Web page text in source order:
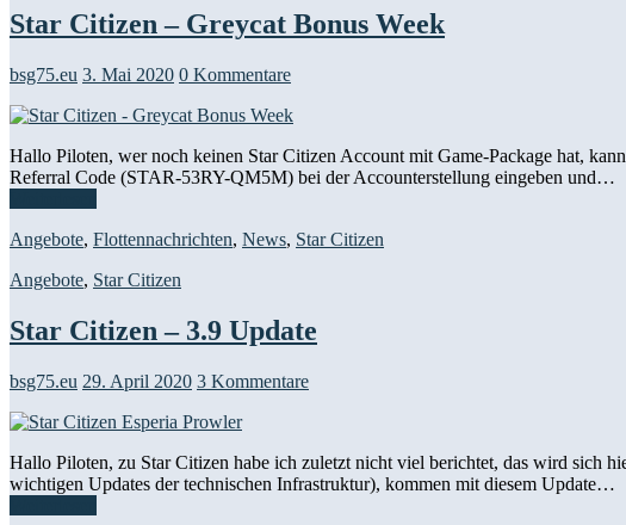
Star Citizen – Greycat Bonus Week
bsg75.eu 3. Mai 2020 0 Kommentare
Hallo Piloten, wer noch keinen Star Citizen Account mit Game-Package hat,
Referral Code (STAR-53RY-QM5M) bei der Accounterstellung eingeben und…
Angebote, Flottennachrichten, News, Star Citizen
Angebote, Star Citizen
Star Citizen – 3.9 Update
bsg75.eu 29. April 2020 3 Kommentare
Hallo Piloten, zu Star Citizen habe ich zuletzt nicht viel berichtet, das wird sich
wichtigen Updates der technischen Infrastruktur), kommen mit diesem Update…